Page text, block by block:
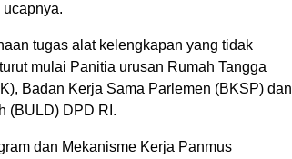
ucapnya.
tugas alat kelengkapan yang tidak
mulai Panitia urusan Rumah Tangga
Badan Kerja Sama Parlemen (BKSP) dan
(BULD) DPD RI.
dan Mekanisme Kerja Panmus